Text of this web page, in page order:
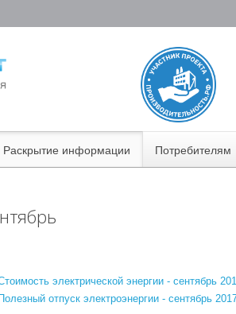
Раскрытие информации Потребителям
электрической энергии - сентябрь
Полезный отпуск электроэнергии - сентябрь